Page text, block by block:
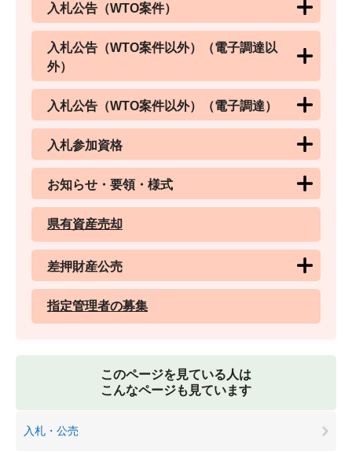
入札公告（WTO案件）
入札公告（WTO案件以外）（電子調達以
外）
入札公告（WTO案件以外）（電子調達）
入札参加資格
お知らせ・要領・様式
県有資産売却
差押財産公売
指定管理者の募集
このページを見ている人は
こんなページも見ています
入札・公売